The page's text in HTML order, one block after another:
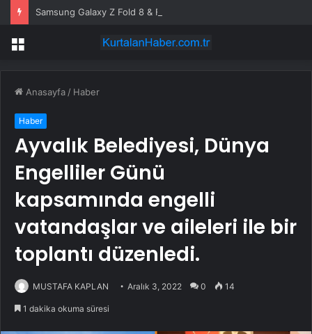
Menü
Anasayfa / Haber
Haber
Ayvalık Belediyesi, Dünya
Engelliler Günü
kapsamında engelli
vatandaşlar ve aileleri ile bir
toplantı düzenledi.
MUSTAFA KAPLAN Aralık 3, 2022 0 14
1 dakika okuma süresi